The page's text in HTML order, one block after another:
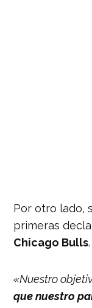
Por otro lado,
primeras
Chicago Bulls.
«Nuestro
que nuestro